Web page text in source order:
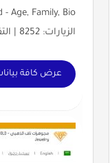
Age, Family, Bio
الزيارات: 8252 | التقييم: 0 | المقيّمين: 0 | الدولة:
عرض كافة